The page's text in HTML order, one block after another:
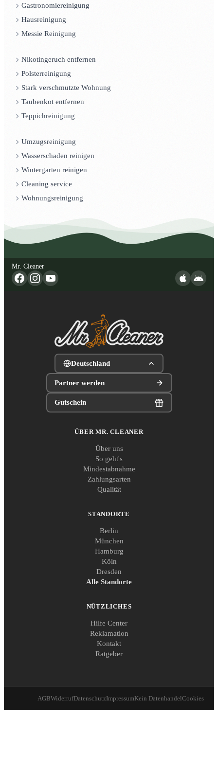
Gastronomiereinigung
Hausreinigung
Messie Reinigung
Nikotingeruch entfernen
Polsterreinigung
Stark verschmutzte Wohnung
Taubenkot entfernen
Teppichreinigung
Umzugsreinigung
Wasserschaden reinigen
Wintergarten reinigen
Cleaning service
Wohnungsreinigung
Mr. Cleaner
Deutschland
Partner werden
Gutschein
ÜBER MR. CLEANER
Über uns
So geht's
Mindestabnahme
Zahlungsarten
Qualität
STANDORTE
Berlin
München
Hamburg
Köln
Dresden
Alle Standorte
NÜTZLICHES
Hilfe Center
Reklamation
Kontakt
Ratgeber
AGBWiderrufDatenschutzImpressumKein DatenhandelCookies